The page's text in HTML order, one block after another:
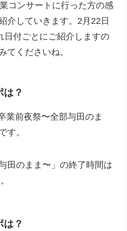
コンサートに行った方の感
介していきます。2月22日
日付ごとにご紹介しますの
てくださいね。
は？
業前夜祭〜全部与田のま
す。
田のまま〜」の終了時間は
は？